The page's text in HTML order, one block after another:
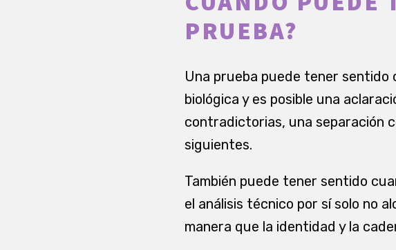
PRUEBA?
Una prueba puede tener
biológica y es posible una
contradictorias, una separación
siguientes.
También puede tener sentido
el análisis técnico por sí solo no
manera que la identidad y la